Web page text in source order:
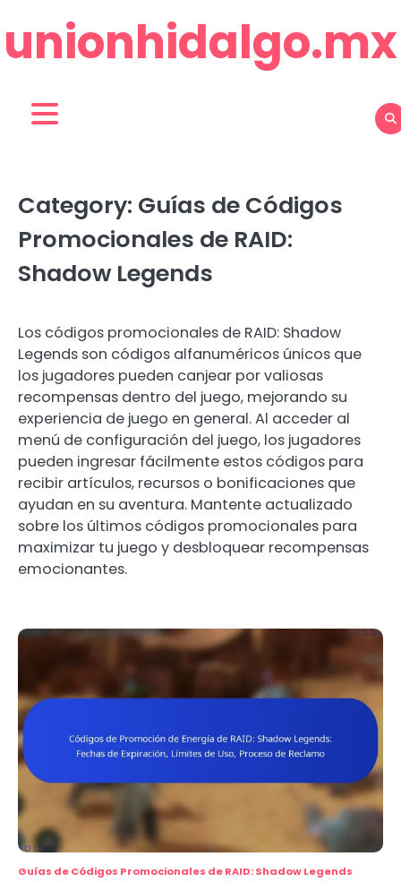
to
content
unionhidalgo.mx
Category: Guías de Códigos
Promocionales de RAID:
Shadow Legends
Los códigos promocionales de RAID: Shadow
Legends son códigos alfanuméricos únicos que
los jugadores pueden canjear por valiosas
recompensas dentro del juego, mejorando su
experiencia de juego en general. Al acceder al
menú de configuración del juego, los jugadores
pueden ingresar fácilmente estos códigos para
recibir artículos, recursos o bonificaciones que
ayudan en su aventura. Mantente actualizado
sobre los últimos códigos promocionales para
maximizar tu juego y desbloquear recompensas
emocionantes.
Guías de Códigos Promocionales de RAID: Shadow Legends